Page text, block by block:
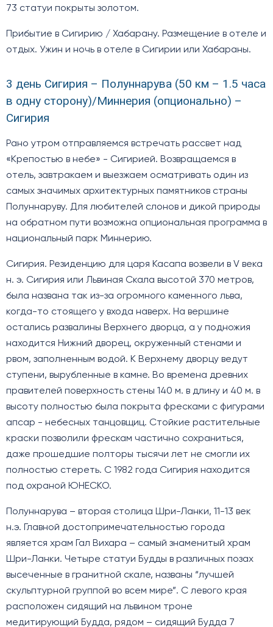
73 статуи покрыты золотом.
Прибытие в Сигирию / Хабарану. Размещение в отеле и
отдых. Ужин и ночь в отеле в Сигирии или Хабараны.
3 день Сигирия – Полуннарува (50 км – 1.5 часа
в одну сторону)/Миннерия (опционально) –
Сигирия
Рано утром отправляемся встречать рассвет над
«Крепостью в небе» - Сигирией. Возвращаемся в
отель, завтракаем и выезжаем осматривать один из
самых значимых архитектурных памятников страны
Полуннаруву. Для любителей слонов и дикой природы
на обратном пути возможна опциональная программа в
национальный парк Миннерию.
Сигирия. Резиденцию для царя Касапа возвели в V века
н. э. Сигирия или Львиная Скала высотой 370 метров,
была названа так из-за огромного каменного льва,
когда-то стоящего у входа наверх. На вершине
остались развалины Верхнего дворца, а у подножия
находится Нижний дворец, окруженный стенами и
рвом, заполненным водой. К Верхнему дворцу ведут
ступени, вырубленные в камне. Во времена древних
правителей поверхность стены 140 м. в длину и 40 м. в
высоту полностью была покрыта фресками с фигурами
апсар - небесных танцовщиц. Стойкие растительные
краски позволили фрескам частично сохраниться,
даже прошедшие полторы тысячи лет не смогли их
полностью стереть. С 1982 года Сигирия находится
под охраной ЮНЕСКО.
Полуннарува – вторая столица Шри-Ланки, 11-13 век
н.э. Главной достопримечательностью города
является храм Гал Вихара – самый знаменитый храм
Шри-Ланки. Четыре статуи Будды в различных позах
высеченные в гранитной скале, названы “лучшей
скульптурной группой во всем мире”. С левого края
расположен сидящий на львином троне
медитирующий Будда, рядом – сидящий Будда 7